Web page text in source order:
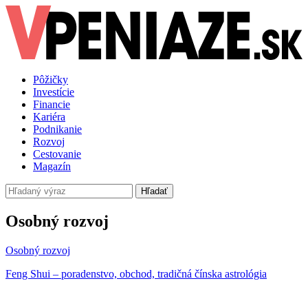
Pôžičky
Investície
Financie
Kariéra
Podnikanie
Rozvoj
Cestovanie
Magazín
Hľadať
Osobný rozvoj
Osobný rozvoj
Feng Shui – poradenstvo, obchod, tradičná čínska astrológia